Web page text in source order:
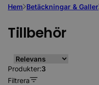
Hem Betäckningar & Galler
Tillbehör
Produkter:3
Filtrera